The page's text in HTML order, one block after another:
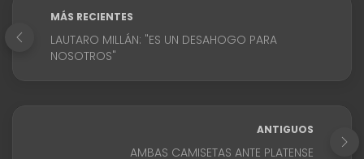
MÁS RECIENTES
LAUTARO MILLÁN: "ES UN DESAHOGO PARA
NOSOTROS"
ANTIGUOS
AMBAS CAMISETAS ANTE PLATENSE